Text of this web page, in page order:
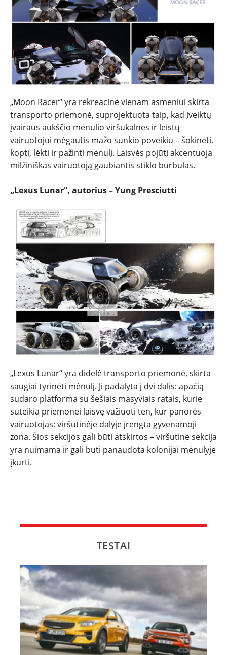
„Moon Racer“ yra rekreacinė vienam asmeniui skirta
transporto priemonė, suprojektuota taip, kad įveiktų
įvairaus aukščio mėnulio viršukalnes ir leistų
vairuotojui mėgautis mažo sunkio poveikiu – šokinėti,
kopti, lėkti ir pažinti mėnulį. Laisvės pojūtį akcentuoja
milžiniškas vairuotoją gaubiantis stiklo burbulas.
„Lexus Lunar“, autorius – Yung Presciutti
„Lexus Lunar“ yra didelė transporto priemonė, skirta
saugiai tyrinėti mėnulį. Ji padalyta į dvi dalis: apačią
sudaro platforma su šešiais masyviais ratais, kurie
suteikia priemonei laisvę važiuoti ten, kur panorės
vairuotojas; viršutinėje dalyje įrengta gyvenamoji
zona. Šios sekcijos gali būti atskirtos – viršutinė sekcija
yra nuimama ir gali būti panaudota kolonijai mėnulyje
įkurti.
TESTAI